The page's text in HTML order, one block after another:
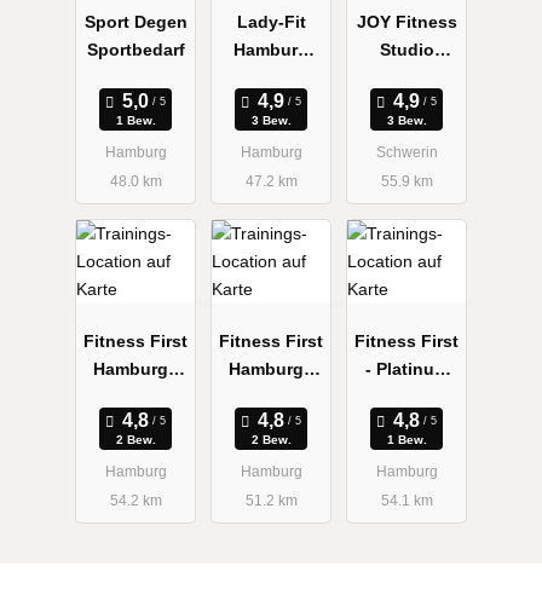
Sport Degen
Sportbedarf
1 Bew.
Hamburg
48.0 km
Lady-Fit
Hamburg
er
3 Bew.
Hamburg
47.2 km
JOY Fitness
Studio
3 Bew.
Schwerin
55.9 km
Fitness First
Hamburg -
2 Bew.
Hamburg
54.2 km
Fitness First
Hamburg -
g
2 Bew.
Hamburg
51.2 km
Fitness First
- Platinum
1 Bew.
Hamburg
54.1 km